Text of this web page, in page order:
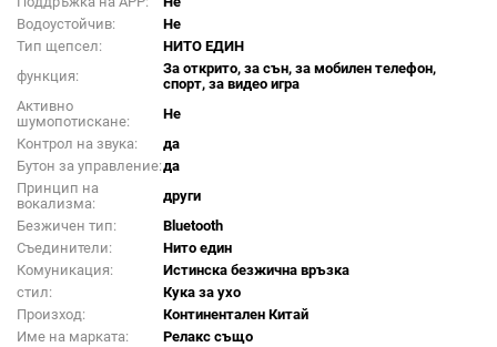
Водоустойчив:
Не
Тип щепсел:
НИТО ЕДИН
функция:
За открито, за сън, за мобилен телефон,
спорт, за видео игра
Активно
шумопотискане:
Не
Контрол на звука:
да
Бутон за управление:да
Принцип на
вокализма:
други
Безжичен тип:
Bluetooth
Съединители:
Нито един
Комуникация:
Истинска безжична връзка
стил:
Кука за ухо
Произход:
Континентален Китай
Име на марката:
Релакс също